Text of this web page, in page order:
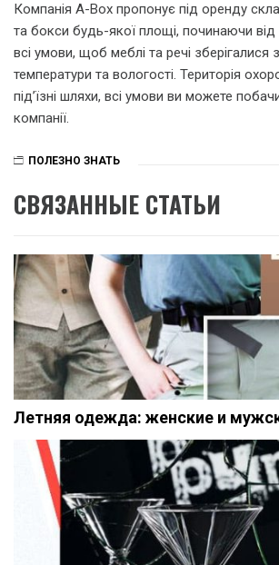
Компанія A-Box пропонує під оренду
та бокси будь-якої площі, починаючи
всі умови, щоб меблі та речі зберігалися
температури та вологості. Територія
під’їзні шляхи, всі умови ви можете
компанії.
ПОЛЕЗНО ЗНАТЬ
СВЯЗАННЫЕ СТАТЬИ
Летняя одежда: женские и